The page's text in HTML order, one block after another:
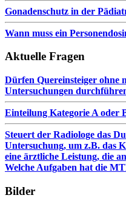
Gonadenschutz in der
Wann muss ein
Aktuelle Fragen
Dürfen Quereinsteiger ohne
Untersuchungen
Einteilung Kategorie A oder
Steuert der Radiologe das
Untersuchung, um z.B. das
eine ärztliche Leistung, die
Welche Aufgaben hat die
Bilder